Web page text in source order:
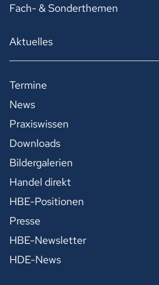
Fach- & Sonderthemen
Aktuelles
Termine
News
Praxiswissen
Downloads
Bildergalerien
Handel direkt
HBE-Positionen
Presse
HBE-Newsletter
HDE-News